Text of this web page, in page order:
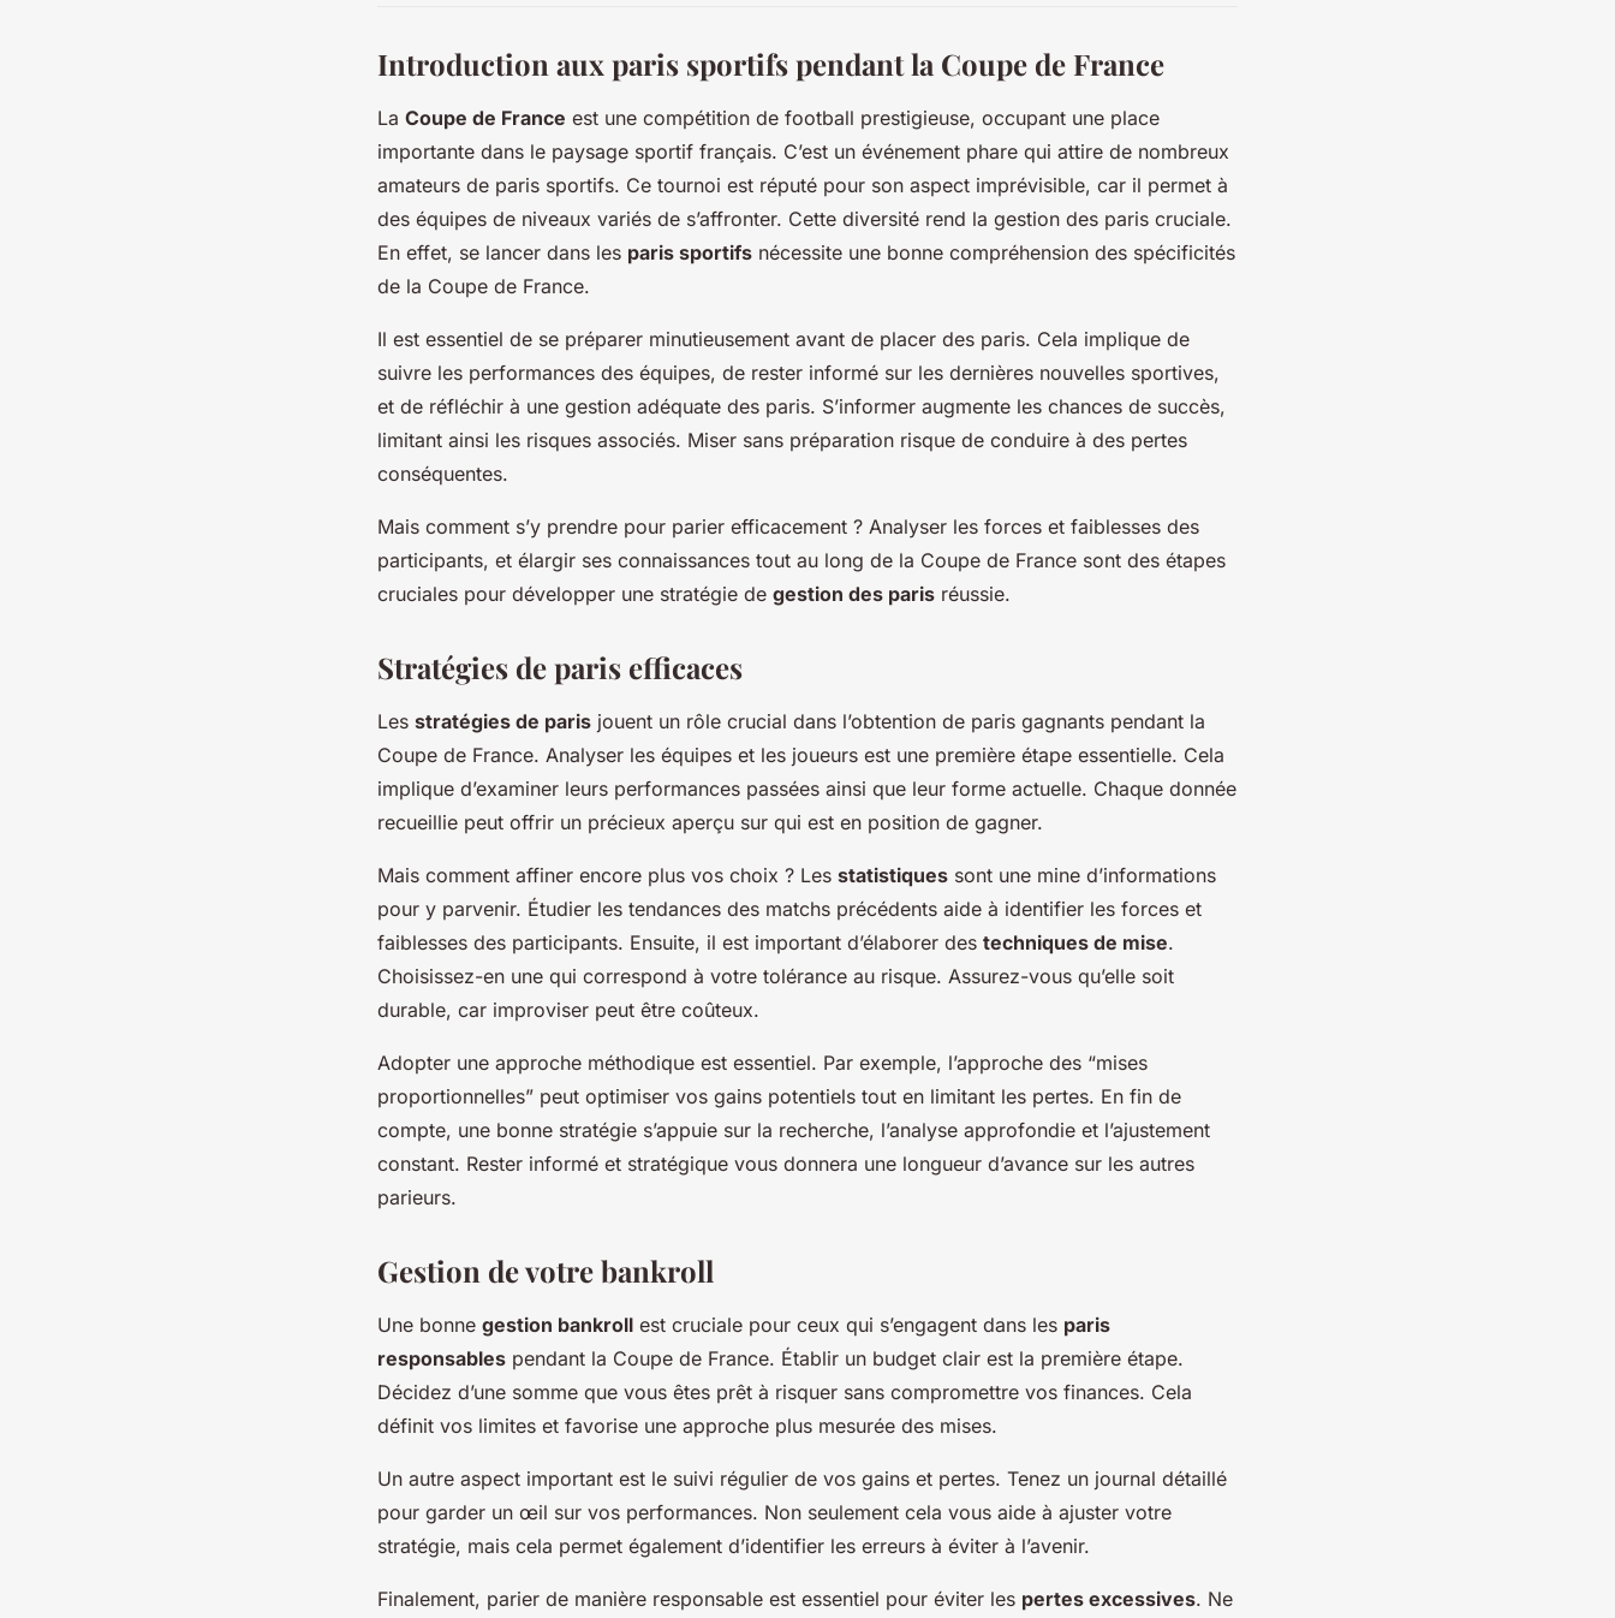
Introduction aux paris sportifs pendant la Coupe de France
La Coupe de France est une compétition de football prestigieuse, occupant une place
importante dans le paysage sportif français. C’est un événement phare qui attire de nombreux
amateurs de paris sportifs. Ce tournoi est réputé pour son aspect imprévisible, car il permet à
des équipes de niveaux variés de s’affronter. Cette diversité rend la gestion des paris cruciale.
En effet, se lancer dans les paris sportifs nécessite une bonne compréhension des spécificités
de la Coupe de France.
Il est essentiel de se préparer minutieusement avant de placer des paris. Cela implique de
suivre les performances des équipes, de rester informé sur les dernières nouvelles sportives,
et de réfléchir à une gestion adéquate des paris. S’informer augmente les chances de succès,
limitant ainsi les risques associés. Miser sans préparation risque de conduire à des pertes
conséquentes.
Mais comment s’y prendre pour parier efficacement ? Analyser les forces et faiblesses des
participants, et élargir ses connaissances tout au long de la Coupe de France sont des étapes
cruciales pour développer une stratégie de gestion des paris réussie.
Stratégies de paris efficaces
Les stratégies de paris jouent un rôle crucial dans l’obtention de paris gagnants pendant la
Coupe de France. Analyser les équipes et les joueurs est une première étape essentielle. Cela
implique d’examiner leurs performances passées ainsi que leur forme actuelle. Chaque donnée
recueillie peut offrir un précieux aperçu sur qui est en position de gagner.
Mais comment affiner encore plus vos choix ? Les statistiques sont une mine d’informations
pour y parvenir. Étudier les tendances des matchs précédents aide à identifier les forces et
faiblesses des participants. Ensuite, il est important d’élaborer des techniques de mise.
Choisissez-en une qui correspond à votre tolérance au risque. Assurez-vous qu’elle soit
durable, car improviser peut être coûteux.
Adopter une approche méthodique est essentiel. Par exemple, l’approche des “mises
proportionnelles” peut optimiser vos gains potentiels tout en limitant les pertes. En fin de
compte, une bonne stratégie s’appuie sur la recherche, l’analyse approfondie et l’ajustement
constant. Rester informé et stratégique vous donnera une longueur d’avance sur les autres
parieurs.
Gestion de votre bankroll
Une bonne gestion bankroll est cruciale pour ceux qui s’engagent dans les paris
responsables pendant la Coupe de France. Établir un budget clair est la première étape.
Décidez d’une somme que vous êtes prêt à risquer sans compromettre vos finances. Cela
définit vos limites et favorise une approche plus mesurée des mises.
Un autre aspect important est le suivi régulier de vos gains et pertes. Tenez un journal détaillé
pour garder un œil sur vos performances. Non seulement cela vous aide à ajuster votre
stratégie, mais cela permet également d’identifier les erreurs à éviter à l’avenir.
Finalement, parier de manière responsable est essentiel pour éviter les pertes excessives. Ne